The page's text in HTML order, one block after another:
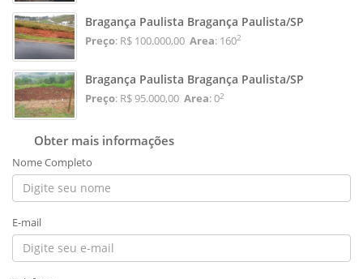
Bragança Paulista Bragança Paulista/SP
Preço: R$ 100.000,00 Area: 1602
Bragança Paulista Bragança Paulista/SP
Preço: R$ 95.000,00 Area: 02
Obter mais informações
Nome Completo
E-mail